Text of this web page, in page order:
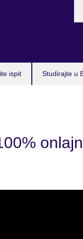
ispit Studirajte u